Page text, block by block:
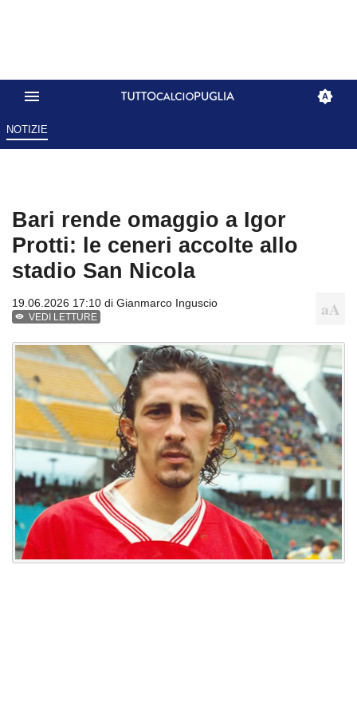
NOTIZIE
Bari rende omaggio a Igor
Protti: le ceneri accolte allo
stadio San Nicola
19.06.2026 17:10 di Gianmarco Inguscio
VEDI LETTURE